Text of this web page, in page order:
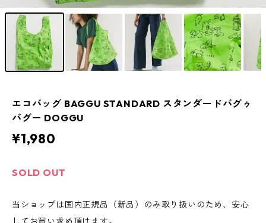
エコバッグ BAGGU STANDARD スタンダードバグゥ
バグー DOGGU
¥1,980
SOLD OUT
当ショップは国内正規品（新品）のみ取り扱いのため、安心